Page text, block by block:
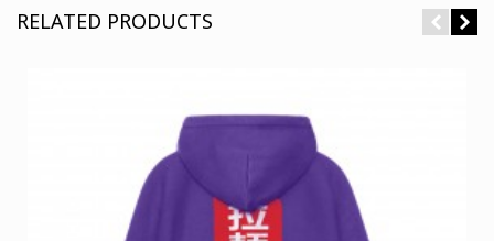
RELATED PRODUCTS